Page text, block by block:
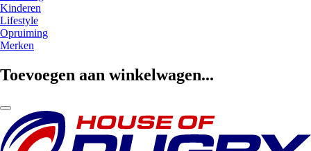
Kinderen
Lifestyle
Opruiming
Merken
Toevoegen aan winkelwagen...